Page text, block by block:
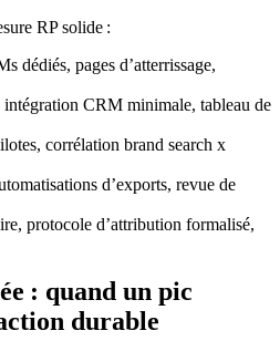
RP solide :
dédiés, pages d’atterrissage,
intégration CRM minimale, tableau de
corrélation brand search x
d’exports, revue de
protocole d’attribution formalisé,
: quand un pic
durable